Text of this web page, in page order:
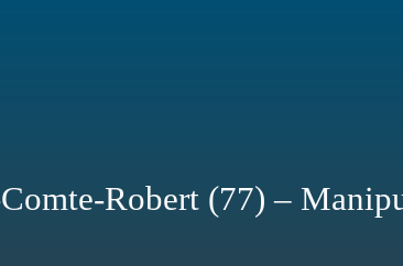
Robert (77) –